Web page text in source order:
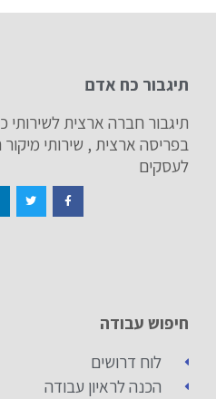
תיגבור כח אדם
תיגבור חברה ארצית
בפריסה ארצית , שירותי מיקור
לעסקים
חיפוש עבודה
לוח דרושים
הכנה לראיון עבודה